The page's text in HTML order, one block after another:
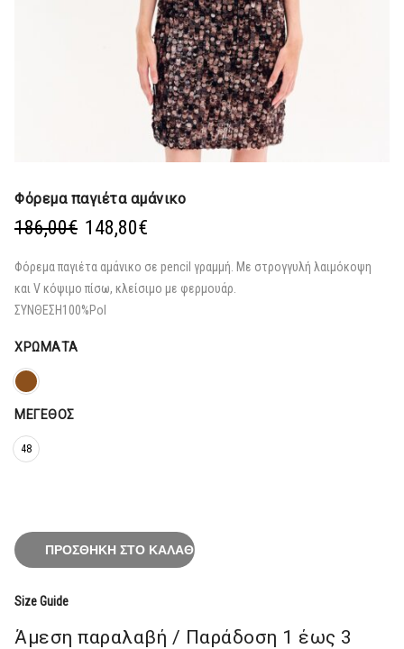
Φόρεμα παγιέτα αμάνικο
186,00€ Original
was:
186,00€.
148,80€
τιμή
είναι:
Φόρεμα παγιέτα αμάνικο σε pencil γραμμή. Με στρογγυλή λαιμόκοψη
και V κόψιμο πίσω, κλείσιμο με φερμουάρ.
ΣΥΝΘΕΣΗ100%Pol
ΧΡΏΜΑΤΑ
ΜΈΓΕΘΟΣ
48
ΠΡΟΣΘΉΚΗ ΣΤΟ ΚΑΛΆΘΙ
Size Guide
Άμεση παραλαβή / Παράδoση 1 έως 3